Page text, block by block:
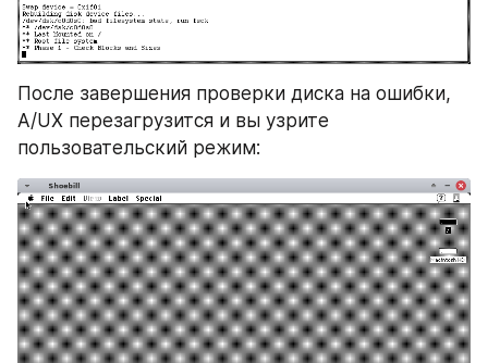
После завершения проверки диска на ошибки,
A/UX перезагрузится и вы узрите
пользовательский режим: